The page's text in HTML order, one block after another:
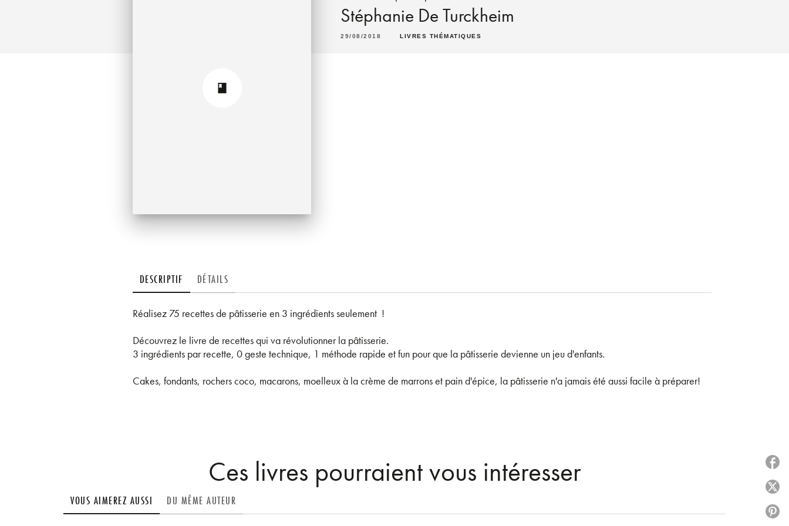
Stéphanie De Turckheim
29/08/2018 LIVRES THÉMATIQUES
DESCRIPTIF DÉTAILS
Réalisez 75 recettes de pâtisserie en 3 ingrédients seulement !
Découvrez le livre de recettes qui va révolutionner la pâtisserie.
3 ingrédients par recette, 0 geste technique, 1 méthode rapide et fun pour que la pâtisserie devienne un jeu d'enfants.
Cakes, fondants, rochers coco, macarons, moelleux à la crème de marrons et pain d'épice, la pâtisserie n'a jamais été aussi facile à préparer!
Ces livres pourraient vous intéresser
VOUS AIMEREZ AUSSI DU MÊME AUTEUR